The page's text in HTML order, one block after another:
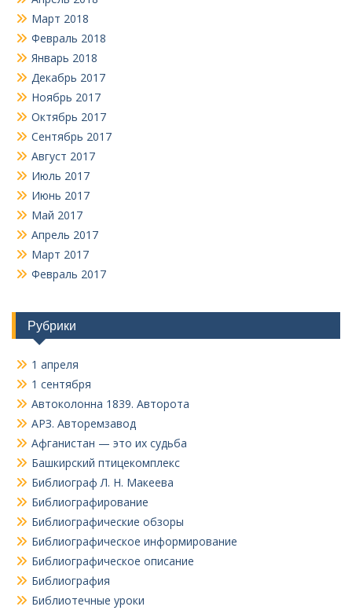
Март 2018
Февраль 2018
Январь 2018
Декабрь 2017
Ноябрь 2017
Октябрь 2017
Сентябрь 2017
Август 2017
Июль 2017
Июнь 2017
Май 2017
Апрель 2017
Март 2017
Февраль 2017
Рубрики
1 апреля
1 сентября
Автоколонна 1839. Авторота
АРЗ. Авторемзавод
Афганистан — это их судьба
Башкирский птицекомплекс
Библиограф Л. Н. Макеева
Библиографирование
Библиографические обзоры
Библиографическое информирование
Библиографическое описание
Библиография
Библиотечные уроки